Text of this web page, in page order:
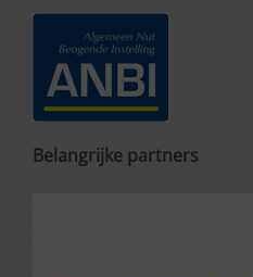
Belangrijke partners